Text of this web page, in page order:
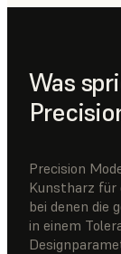
Was
Precision
Kunstharz für
bei denen die
in einem